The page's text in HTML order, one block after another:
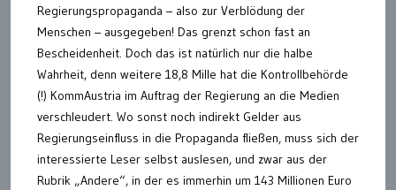
Regierungspropaganda – also zur Verblödung der
Menschen – ausgegeben! Das grenzt schon fast an
Bescheidenheit. Doch das ist natürlich nur die halbe
Wahrheit, denn weitere 18,8 Mille hat die Kontrollbehörde
(!) KommAustria im Auftrag der Regierung an die Medien
verschleudert. Wo sonst noch indirekt Gelder aus
Regierungseinfluss in die Propaganda fließen, muss sich der
interessierte Leser selbst auslesen, und zwar aus der
Rubrik „Andere“, in der es immerhin um 143 Millionen Euro